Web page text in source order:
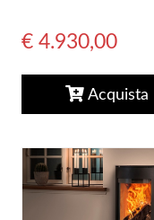
€ 4.930,00
Acquista